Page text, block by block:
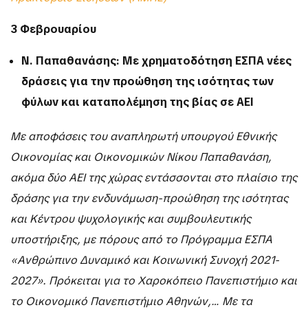
3 Φεβρουαρίου
Ν. Παπαθανάσης: Με χρηματοδότηση ΕΣΠΑ νέες
δράσεις για την προώθηση της ισότητας των
φύλων και καταπολέμηση της βίας σε ΑΕΙ
Με αποφάσεις του αναπληρωτή υπουργού Εθνικής
Οικονομίας και Οικονομικών Νίκου Παπαθανάση,
ακόμα δύο ΑΕΙ της χώρας εντάσσονται στο πλαίσιο της
δράσης για την ενδυνάμωση-προώθηση της ισότητας
και Κέντρου ψυχολογικής και συμβουλευτικής
υποστήριξης, με πόρους από το Πρόγραμμα ΕΣΠΑ
«Ανθρώπινο Δυναμικό και Κοινωνική Συνοχή 2021-
2027». Πρόκειται για το Χαροκόπειο Πανεπιστήμιο και
το Οικονομικό Πανεπιστήμιο Αθηνών,… Με τα